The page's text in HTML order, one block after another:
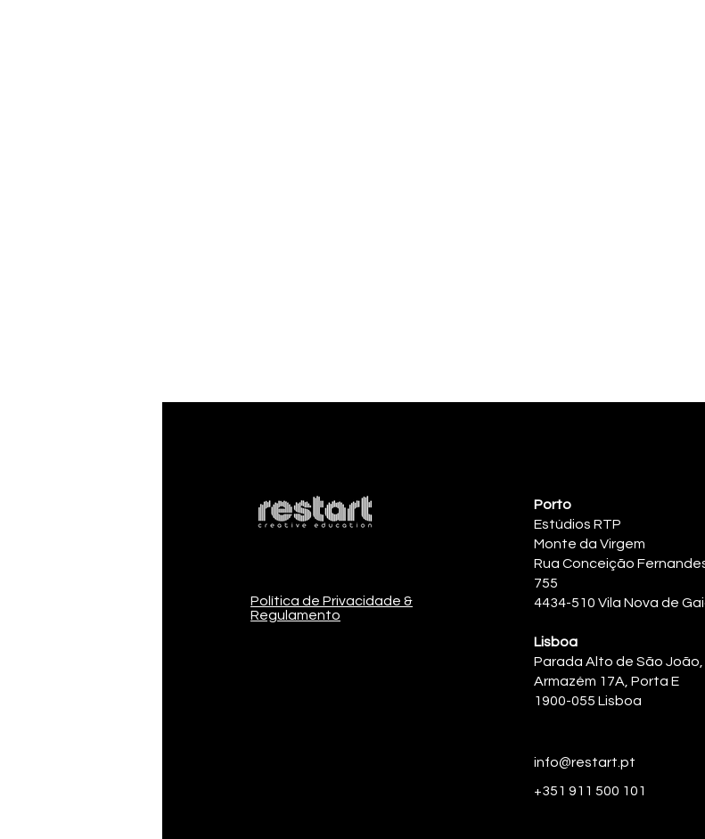
Política de Privacidade &
Regulamento
Porto
Estúdios RTP
Monte da Virgem
Rua Conceição
755
4434-510 Vila Nova de
Lisboa
Parada Alto de São João,
Armazém 17A, Porta E
1900-055 Lisboa
info@restart.pt
+351 911 500 101